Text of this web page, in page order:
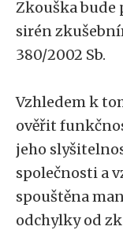
Zkouška bude
sirén
380/2002 Sb.
Vzhledem k
ověřit
jeho
společnosti a
spouštěna
odchylky od